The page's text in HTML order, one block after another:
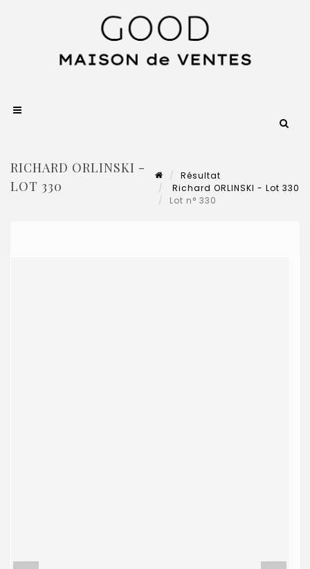
RICHARD ORLINSKI -
LOT 330
Résultat
Richard ORLINSKI - Lot 330
Lot n° 330